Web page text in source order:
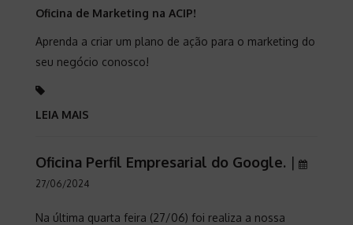
Oficina de Marketing na ACIP!
Aprenda a criar um plano de ação para o marketing do
seu negócio conosco!
LEIA MAIS
Oficina Perfil Empresarial do Google. |
27/06/2024
Na última quarta feira (27/06) foi realiza a nossa